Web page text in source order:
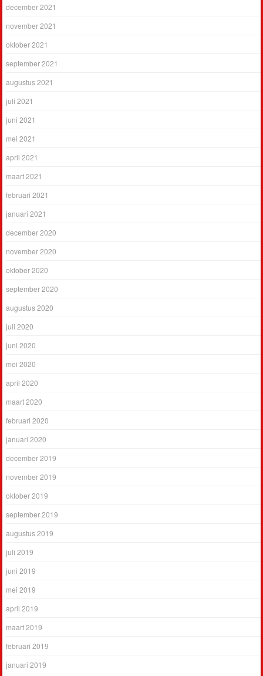
december 2021
november 2021
oktober 2021
september 2021
augustus 2021
juli 2021
juni 2021
mei 2021
april 2021
maart 2021
februari 2021
januari 2021
december 2020
november 2020
oktober 2020
september 2020
augustus 2020
juli 2020
juni 2020
mei 2020
april 2020
maart 2020
februari 2020
januari 2020
december 2019
november 2019
oktober 2019
september 2019
augustus 2019
juli 2019
juni 2019
mei 2019
april 2019
maart 2019
februari 2019
januari 2019